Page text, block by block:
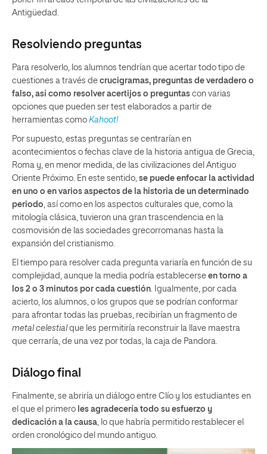
Antigüedad.
Resolviendo preguntas
Para resolverlo, los alumnos tendrían que acertar todo tipo de
cuestiones a través de crucigramas, preguntas de verdadero o
falso, así como resolver acertijos o preguntas con varias
opciones que pueden ser test elaborados a partir de
herramientas como Kahoot!
Por supuesto, estas preguntas se centrarían en
acontecimientos o fechas clave de la historia antigua de Grecia,
Roma y, en menor medida, de las civilizaciones del Antiguo
Oriente Próximo. En este sentido, se puede enfocar la actividad
en uno o en varios aspectos de la historia de un determinado
periodo, así como en los aspectos culturales que, como la
mitología clásica, tuvieron una gran trascendencia en la
cosmovisión de las sociedades grecorromanas hasta la
expansión del cristianismo.
El tiempo para resolver cada pregunta variaría en función de su
complejidad, aunque la media podría establecerse en torno a
los 2 o 3 minutos por cada cuestión. Igualmente, por cada
acierto, los alumnos, o los grupos que se podrían conformar
para afrontar todas las pruebas, recibirían un fragmento de
metal celestial que les permitiría reconstruir la llave maestra
que cerraría, de una vez por todas, la caja de Pandora.
Diálogo final
Finalmente, se abriría un diálogo entre Clío y los estudiantes en
el que el primero les agradecería todo su esfuerzo y
dedicación a la causa, lo que habría permitido restablecer el
orden cronológico del mundo antiguo.